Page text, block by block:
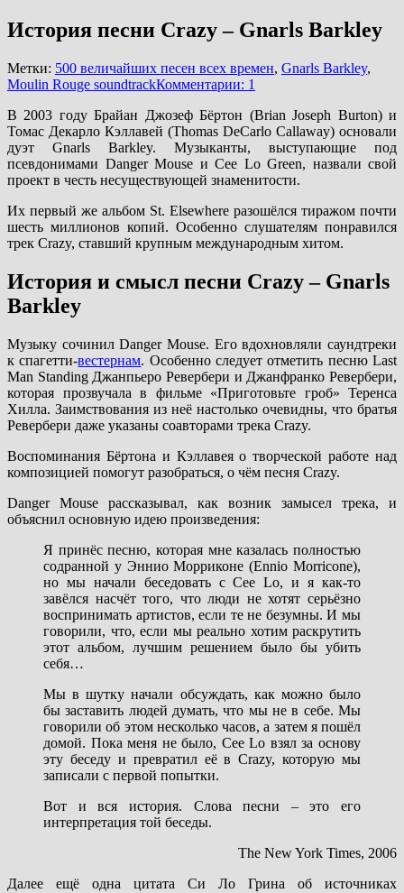
История песни Crazy – Gnarls Barkley
Метки: 500 величайших песен всех времен, Gnarls Barkley,
Moulin Rouge soundtrackКомментарии: 1
В 2003 году Брайан Джозеф Бёртон (Brian Joseph Burton) и
Томас Декарло Кэллавей (Thomas DeCarlo Callaway) основали
дуэт Gnarls Barkley. Музыканты, выступающие под
псевдонимами Danger Mouse и Cee Lo Green, назвали свой
проект в честь несуществующей знаменитости.
Их первый же альбом St. Elsewhere разошёлся тиражом почти
шесть миллионов копий. Особенно слушателям понравился
трек Crazy, ставший крупным международным хитом.
История и смысл песни Crazy – Gnarls
Barkley
Музыку сочинил Danger Mouse. Его вдохновляли саундтреки
к спагетти-вестернам. Особенно следует отметить песню Last
Man Standing Джанпьеро Ревербери и Джанфранко Ревербери,
которая прозвучала в фильме «Приготовьте гроб» Теренса
Хилла. Заимствования из неё настолько очевидны, что братья
Ревербери даже указаны соавторами трека Crazy.
Воспоминания Бёртона и Кэллавея о творческой работе над
композицией помогут разобраться, о чём песня Crazy.
Danger Mouse рассказывал, как возник замысел трека, и
объяснил основную идею произведения:
Я принёс песню, которая мне казалась полностью
содранной у Эннио Морриконе (Ennio Morricone),
но мы начали беседовать с Cee Lo, и я как-то
завёлся насчёт того, что люди не хотят серьёзно
воспринимать артистов, если те не безумны. И мы
говорили, что, если мы реально хотим раскрутить
этот альбом, лучшим решением было бы убить
себя…
Мы в шутку начали обсуждать, как можно было
бы заставить людей думать, что мы не в себе. Мы
говорили об этом несколько часов, а затем я пошёл
домой. Пока меня не было, Cee Lo взял за основу
эту беседу и превратил её в Crazy, которую мы
записали с первой попытки.
Вот и вся история. Слова песни – это его
интерпретация той беседы.
The New York Times, 2006
Далее ещё одна цитата Си Ло Грина об источниках